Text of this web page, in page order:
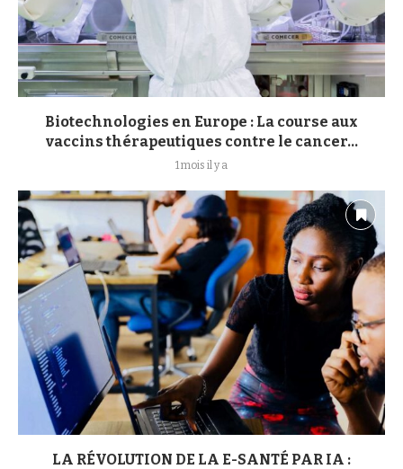
Biotechnologies en Europe : La course aux
vaccins thérapeutiques contre le cancer...
1 mois il y a
LA RÉVOLUTION DE LA E-SANTÉ PAR IA :